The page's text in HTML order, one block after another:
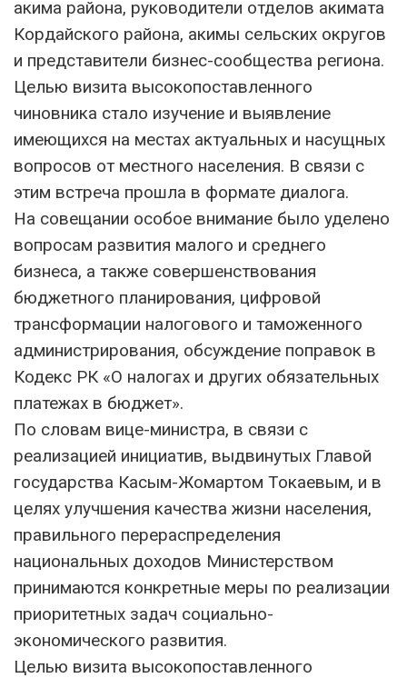
акима района, руководители отделов акимата
Кордайского района, акимы сельских округов
и представители бизнес-сообщества региона.
Целью визита высокопоставленного
чиновника стало изучение и выявление
имеющихся на местах актуальных и насущных
вопросов от местного населения. В связи с
этим встреча прошла в формате диалога.
На совещании особое внимание было уделено
вопросам развития малого и среднего
бизнеса, а также совершенствования
бюджетного планирования, цифровой
трансформации налогового и таможенного
администрирования, обсуждение поправок в
Кодекс РК «О налогах и других обязательных
платежах в бюджет».
По словам вице-министра, в связи с
реализацией инициатив, выдвинутых Главой
государства Касым-Жомартом Токаевым, и в
целях улучшения качества жизни населения,
правильного перераспределения
национальных доходов Министерством
принимаются конкретные меры по реализации
приоритетных задач социально-
экономического развития.
Целью визита высокопоставленного